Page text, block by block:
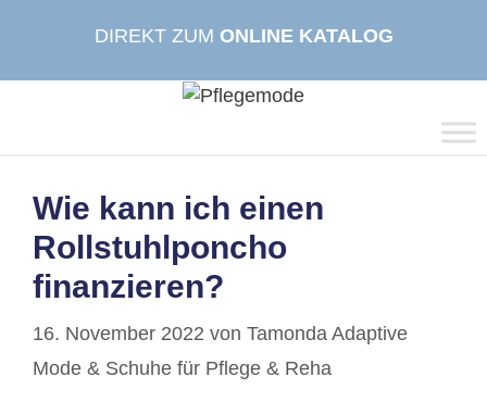
DIREKT ZUM ONLINE KATALOG
Wie kann ich einen
Rollstuhlponcho
finanzieren?
16. November 2022 von Tamonda Adaptive
Mode & Schuhe für Pflege & Reha